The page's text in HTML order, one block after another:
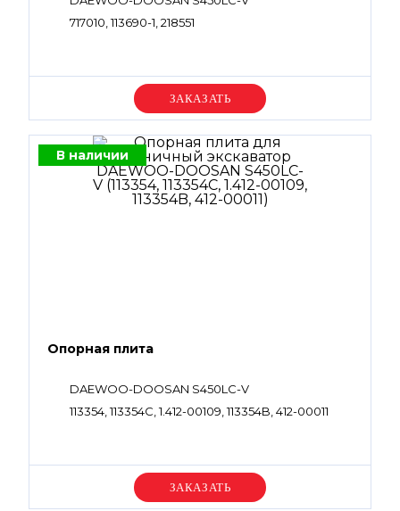
717010, 113690-1, 218551
Уточняйте цену
В наличии
Опорная плита
DAEWOO-DOOSAN S450LC-V
113354, 113354C, 1.412-00109, 113354B, 412-00011
Уточняйте цену